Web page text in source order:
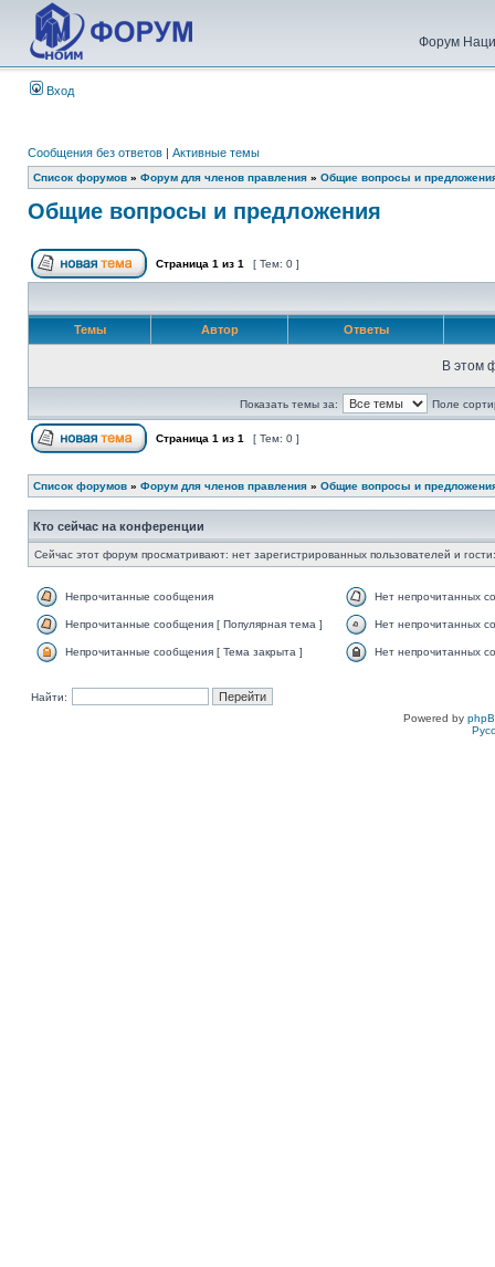
Форум
Вход
Сообщения без ответов | Активные темы
Список форумов » Форум для членов правления » Общие вопросы и
Общие вопросы и предложения
Страница 1 из 1 [ Тем: 0 ]
Темы Автор Ответы
В этом
Показать темы за: Поле
Страница 1 из 1 [ Тем: 0 ]
Список форумов » Форум для членов правления » Общие вопросы и
Кто сейчас на конференции
Сейчас этот форум просматривают: нет зарегистрированных пользователей и
Непрочитанные сообщения Нет непрочитанных
Непрочитанные сообщения [ Популярная тема ] Нет непрочитанных
Непрочитанные сообщения [ Тема закрыта ] Нет непрочитанных
Найти:
Powered by